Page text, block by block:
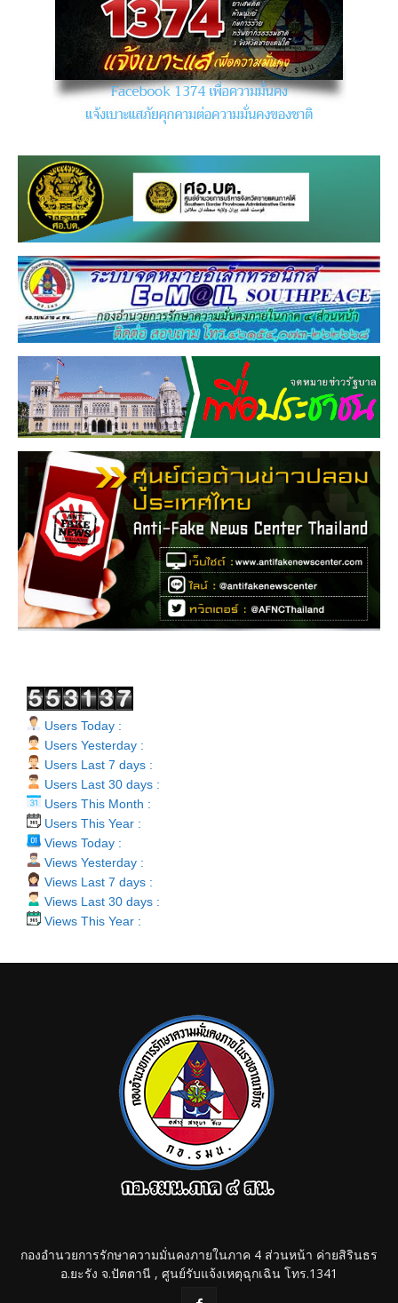
Users Today :
Users Yesterday :
Users Last 7 days :
Users Last 30 days :
Users This Month :
Users This Year :
Views Today :
Views Yesterday :
Views Last 7 days :
Views Last 30 days :
Views This Year :
กองอำนวยการรักษาความมั่นคงภายในภาค 4 ส่วนหน้า ค่ายสิรินธร
อ.ยะรัง จ.ปัตตานี , ศูนย์รับแจ้งเหตุฉุกเฉิน โทร.1341